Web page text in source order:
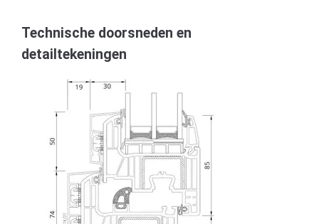
Technische doorsneden en
detailtekeningen